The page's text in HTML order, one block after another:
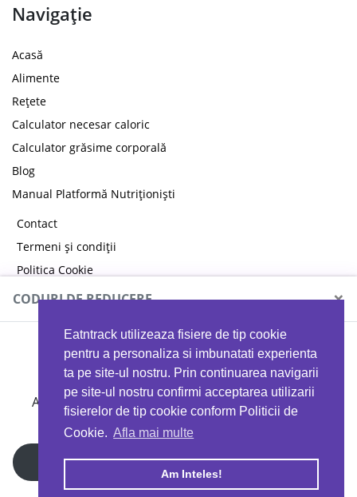
Eatntrack utilizeaza fisiere de tip cookie
pentru a personaliza si imbunatati experienta
ta pe site-ul nostru. Prin continuarea navigarii
pe site-ul nostru confirmi acceptarea utilizarii
fisierelor de tip cookie conform Politicii de
Cookie. Afla mai multe
Am Inteles!
Navigație
Acasă
Alimente
Rețete
Calculator necesar caloric
Calculator grăsime corporală
Blog
Manual Platformă Nutriționiști
Contact
Termeni și condiții
Politica Cookie
Politica de confidențialitate
Copyright © 2026 EAT & TRACK S.R.L
CODURI DE REDUCERE ×
MYPROTEIN
Ai 40%reducere la orice comandă folosind codul
EATTRACK
Profită acum